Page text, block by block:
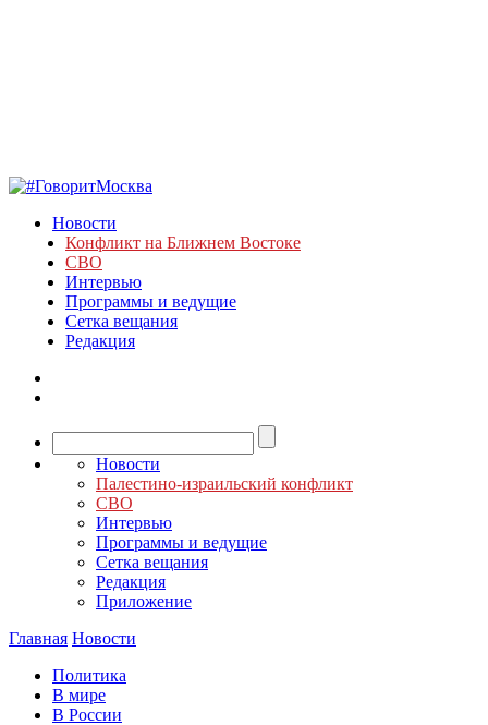
Новости
Конфликт на Ближнем Востоке
СВО
Интервью
Программы и ведущие
Сетка вещания
Редакция
Новости
Палестино-израильский конфликт
СВО
Интервью
Программы и ведущие
Сетка вещания
Редакция
Приложение
Главная Новости
Политика
В мире
В России